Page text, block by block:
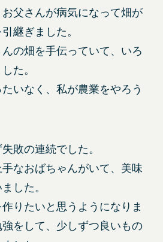
父さんが病気になって畑が
継ぎました。
の畑を手伝っていて、いろ
た。
いなく、私が農業をやろう
敗の連続でした。
なおばちゃんがいて、美味
した。
りたいと思うようになりま
をして、少しずつ良いもの